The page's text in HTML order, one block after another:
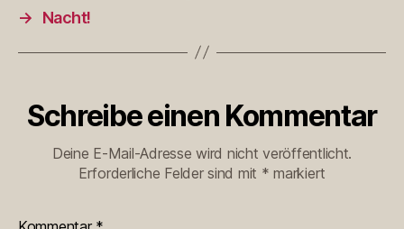
→
Nacht!
Schreibe einen Kommentar
Deine E-Mail-Adresse wird nicht veröffentlicht.
Erforderliche Felder sind mit * markiert